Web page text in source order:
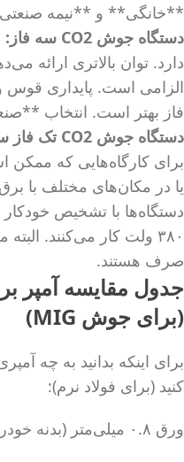
**خانگی** و **نیمه
دستگاه جوش CO2 سه فاز:
الزامی است. پایداری قوس
فاز بهتر است. انتخاب
دستگاه جوش CO2 تک فاز سه فاز (قابل تبدیل):
برای کارگاه‌هایی که ممکن
یا در مکان‌های مختلف با
۳۸۰ ولت کار می‌کنند.
صرف هستند.
جدول مقایسه آمپر
(برای جوش MIG)
برای اینکه بدانید به چه
کنید (برای فولاد نرم):
ورق ۰.۸ میلی‌متر (بدنه خودرو) → ۴۰-۶۰ آمپر